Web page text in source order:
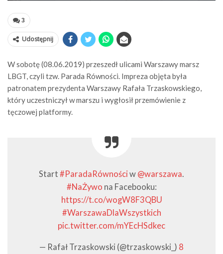
3
Udostępnij
W sobotę (08.06.2019) przeszedł ulicami Warszawy marsz
LBGT, czyli tzw. Parada Równości. Impreza objęta była
patronatem prezydenta Warszawy Rafała Trzaskowskiego,
który uczestniczył w marszu i wygłosił przemówienie z
tęczowej platformy.
Start #ParadaRówności w @warszawa.
#NaŻywo na Facebooku:
https://t.co/wogW8F3QBU
#WarszawaDlaWszystkich
pic.twitter.com/mYEcHSdkec
— Rafał Trzaskowski (@trzaskowski_) 8